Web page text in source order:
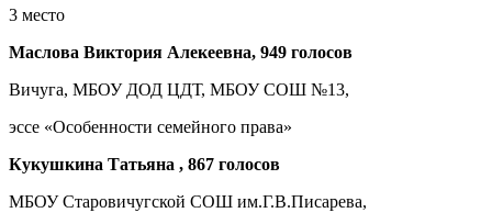
3 место
Маслова Виктория Алекеевна, 949 голосов
Вичуга, МБОУ ДОД ЦДТ, МБОУ СОШ №13,
эссе «Особенности семейного права»
Кукушкина Татьяна , 867 голосов
МБОУ Старовичугской СОШ им.Г.В.Писарева,